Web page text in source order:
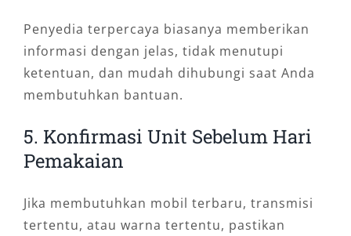
Penyedia terpercaya biasanya memberikan
informasi dengan jelas, tidak menutupi
ketentuan, dan mudah dihubungi saat Anda
membutuhkan bantuan.
5. Konfirmasi Unit Sebelum Hari
Pemakaian
Jika membutuhkan mobil terbaru, transmisi
tertentu, atau warna tertentu, pastikan